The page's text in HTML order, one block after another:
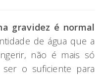
gravidez é normal
de água que a
não é mais só
o suficiente para